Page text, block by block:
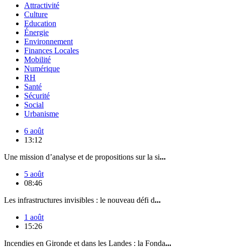
Attractivité
Culture
Education
Énergie
Environnement
Finances Locales
Mobilité
Numérique
RH
Santé
Sécurité
Social
Urbanisme
6 août
13:12
Une mission d’analyse et de propositions sur la si...
5 août
08:46
Les infrastructures invisibles : le nouveau défi d...
1 août
15:26
Incendies en Gironde et dans les Landes : la Fonda...